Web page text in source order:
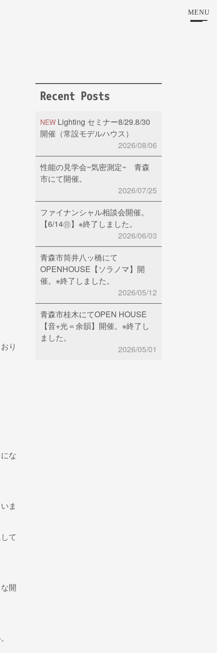
MENU
り
な
ま
て
開
Recent Posts
NEW Lighting セミナー8/29.8/30
開催（常設モデルハウス）
2026/08/06
性能の見学会~気密測定~ 青森
市にて開催。
2026/07/25
ファイナンシャル相談会開催。
【6/14㊐】※終了しました。
2026/06/03
青森市筒井八ッ橋にて
OPENHOUSE【ソラノマ】開
催。※終了しました。
2026/05/12
青森市桂木にてOPEN HOUSE
【音+光＝余韻】開催。※終了し
ました。
2026/05/01